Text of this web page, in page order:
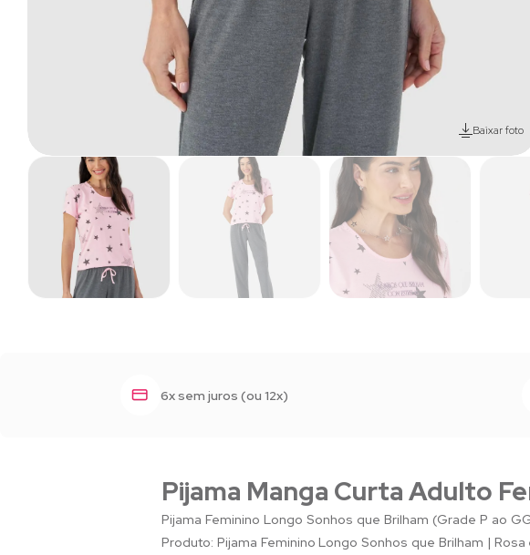
Baixar foto
6x sem juros (ou 12x)
Pijama Manga Curta Adulto
Pijama Feminino Longo Sonhos que Brilham (Grade P ao
Produto: Pijama Feminino Longo Sonhos que Brilham |